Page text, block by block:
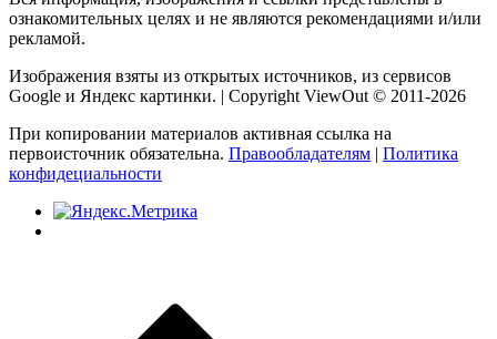
ознакомительных целях и не являются рекомендациями и/или
рекламой.
Изображения взяты из открытых источников, из сервисов
Google и Яндекс картинки. | Copyright ViewOut © 2011-2026
При копировании материалов активная ссылка на
первоисточник обязательна. Правообладателям | Политика
конфидециальности